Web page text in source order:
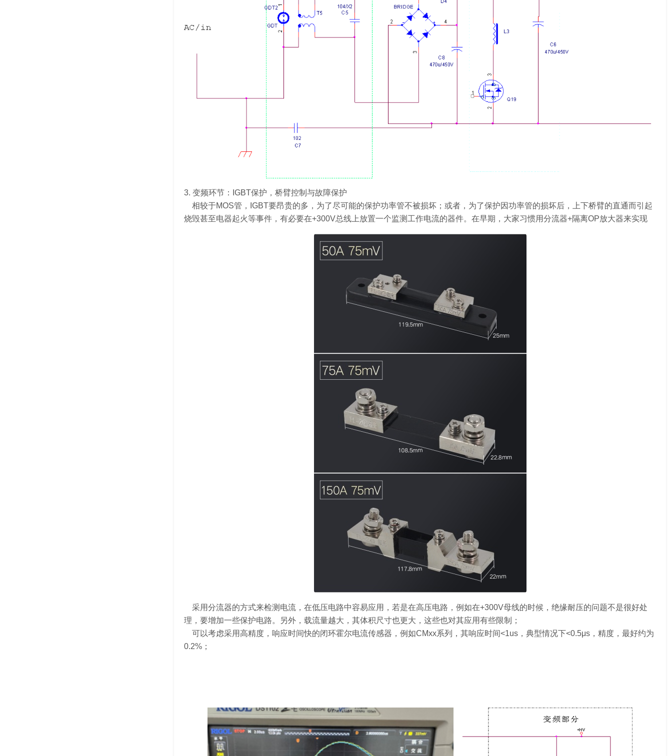
3. 变频环节：IGBT保护，桥臂控制与故障保护
​ 相较于MOS管，IGBT要昂贵的多，为了尽可能的保护功率管不被损坏；或者，为了保护因功率管的损坏后，上下桥臂的直通而引起
烧毁甚至电器起火等事件，有必要在+300V总线上放置一个监测工作电流的器件。在早期，大家习惯用分流器+隔离OP放大器来实现
采用分流器的方式来检测电流，在低压电路中容易应用，若是在高压电路，例如在+300V母线的时候，绝缘耐压的问题不是很好处
理，要增加一些保护电路。另外，载流量越大，其体积尺寸也更大，这些也对其应用有些限制；
可以考虑采用高精度，响应时间快的闭环霍尔电流传感器，例如CMxx系列，其响应时间<1us，典型情况下<0.5μs，精度，最好约为
0.2%；